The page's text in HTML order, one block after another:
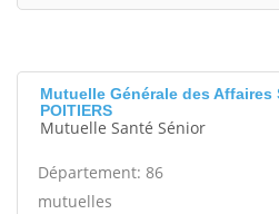
Mutuelle Générale des Affaires
POITIERS
Mutuelle Santé Sénior
Département: 86
mutuelles